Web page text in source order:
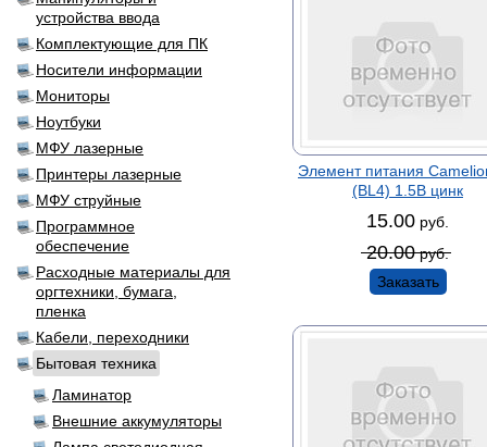
устройства ввода
Комплектующие для ПК
Носители информации
Мониторы
Ноутбуки
МФУ лазерные
Принтеры лазерные
МФУ струйные
Программное
обеспечение
Расходные материалы для
оргтехники, бумага,
пленка
Кабели, переходники
Бытовая техника
Ламинатор
Внешние аккумуляторы
Элемент питания
(BL4) 1.5B цинк
15.00 руб.
20.00 руб.
Заказать